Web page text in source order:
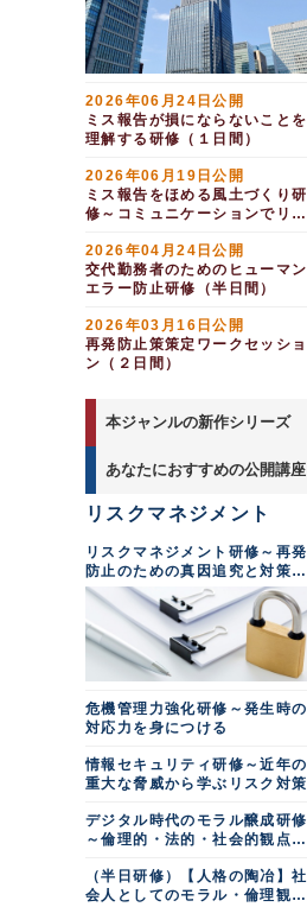
2026年06月24日公開
ミス報告が損にならないことを
理解する研修（１日間）
2026年06月19日公開
ミス報告をほめる風土づくり研
修～コミュニケーションでリス
2026年04月24日公開
交代勤務者のためのヒューマン
エラー防止研修（半日間）
2026年03月16日公開
再発防止策策定ワークセッショ
ン（２日間）
本ジャンルの新作シリーズ
あなたにおすすめの公開講座
リスクマネジメント
リスクマネジメント研修～再発
防止のための真因追究と対策の
徹底
危機管理力強化研修～発生時の
対応力を身につける
情報セキュリティ研修～近年の
重大な脅威から学ぶリスク対策
デジタル時代のモラル醸成研修
～倫理的・法的・社会的観点で
（半日研修）【人格の陶冶】社
会人としてのモラル・倫理観を